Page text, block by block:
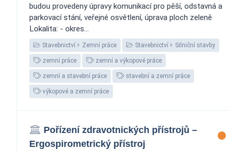
budou provedeny úpravy komunikací pro pěší, odstavná a
parkovací stání, veřejné osvětlení, úprava ploch zeleně
Lokalita: - okres...
Stavebnictví Zemní práce Stavebnictví Silniční stavby
zemní práce zemní a výkopové práce
zemní a stavební práce stavební a zemní práce
výkopové a zemní práce
Pořízení zdravotnických přístrojů –
Ergospirometrický přístroj